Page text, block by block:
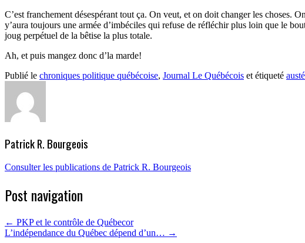
C’est franchement désespérant tout ça. On veut, et on doit changer les choses.
y’aura toujours une armée d’imbéciles qui refuse de réfléchir plus loin que le
joug perpétuel de la bêtise la plus totale.
Ah, et puis mangez donc d’la marde!
Publié le chroniques politique québécoise, Journal Le Québécois et étiqueté
Patrick R. Bourgeois
Consulter les publications de Patrick R. Bourgeois
Post navigation
← PKP et le contrôle de Québecor
L’indépendance du Québec dépend d’un… →